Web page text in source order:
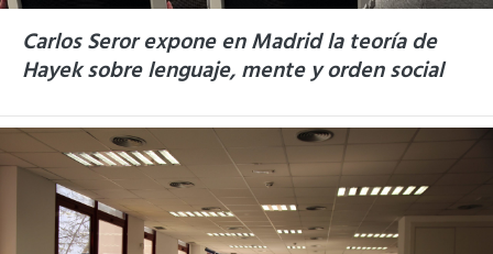
Carlos Seror expone en Madrid la teoría de
Hayek sobre lenguaje, mente y orden social